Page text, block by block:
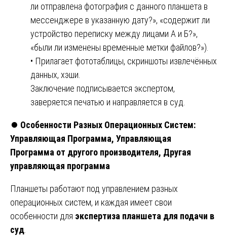
ли отправлена фотография с данного планшета в
мессенджере в указанную дату?», «содержит ли
устройство переписку между лицами А и Б?»,
«были ли изменены временные метки файлов?»).
• Прилагает фототаблицы, скриншоты извлечённых
данных, хэши.
Заключение подписывается экспертом,
заверяется печатью и направляется в суд.
⏺️ Особенности Разных Операционных Систем:
Управляющая Программа, Управляющая
Программа от другого производителя, Другая
управляющая программа
Планшеты работают под управлением разных
операционных систем, и каждая имеет свои
особенности для экспертиза планшета для подачи в
суд